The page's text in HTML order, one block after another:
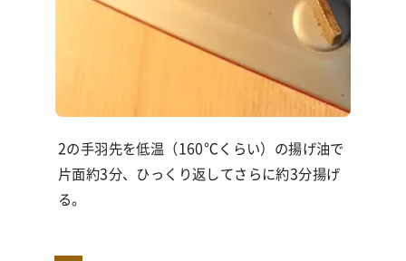
2の手羽先を低温（ 160℃ くらい）の揚げ油で
片面約3分、ひっくり返してさらに約3分揚げ
る。